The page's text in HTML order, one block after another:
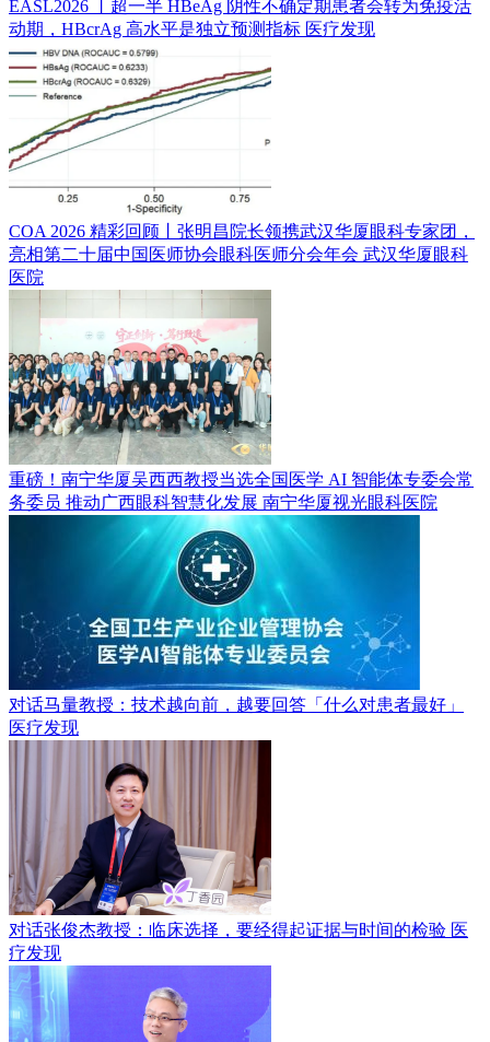
EASL2026 丨超一半 HBeAg 阴性不确定期患者会转为免疫活
动期，HBcrAg 高水平是独立预测指标 医疗发现
COA 2026 精彩回顾丨张明昌院长领携武汉华厦眼科专家团，
亮相第二十届中国医师协会眼科医师分会年会 武汉华厦眼科
医院
重磅！南宁华厦吴西西教授当选全国医学 AI 智能体专委会常
务委员 推动广西眼科智慧化发展 南宁华厦视光眼科医院
对话马量教授：技术越向前，越要回答「什么对患者最好」
医疗发现
对话张俊杰教授：临床选择，要经得起证据与时间的检验 医
疗发现